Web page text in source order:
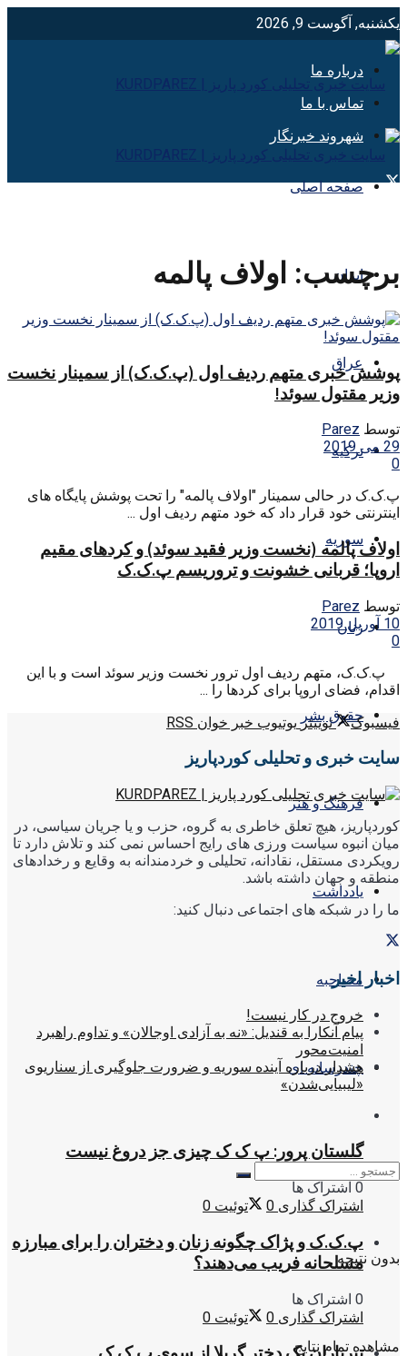
یکشنبه, آگوست 9, 2026
درباره ما
تماس با ما
شهروند خبرنگار
صفحه اصلی
ایران
عراق
ترکیه
سوریه
زنان
حقوق بشر
فرهنگ و هنر
یادداشت
مصاحبه
چندرسانه ای
بدون نتیجه
مشاهده تمام نتایج
برچسب: اولاف پالمه
پوشش خبری متهم ردیف اول (پ.ک.ک) از سمینار نخست
وزیر مقتول سوئد!
توسط Parez
29 می 2019
0
پ.ک.ک در حالی سمینار "اولاف پالمه" را تحت پوشش پایگاه های
اینترنتی خود قرار داد که خود متهم ردیف اول ...
اولاف پالمه (نخست وزیر فقید سوئد) و کردهای مقیم
اروپا؛ قربانی خشونت و تروریسم پ.ک.ک
توسط Parez
10 آوریل 2019
0
پ.ک.ک، متهم ردیف اول ترور نخست وزیر سوئد است و با این
اقدام، فضای اروپا برای کردها را ...
فیسبوک
توییتر یوتیوب خبر خوان RSS
سایت خبری و تحلیلی کوردپاریز
کوردپاریز، هیچ تعلق خاطری به گروه، حزب و یا جریان سیاسی، در
میان انبوه سیاست ورزی های رایج احساس نمی کند و تلاش دارد تا
رویکردی مستقل، نقادانه، تحلیلی و خردمندانه به وقایع و رخدادهای
منطقه و جهان داشته باشد.
ما را در شبکه های اجتماعی دنبال کنید:
اخبار اخیر
خروج در کار نیست!
پیام آنکارا به قندیل: «نه به آزادی اوجالان» و تداوم راهبرد
امنیت‌محور
هشدار درباره آینده سوریه و ضرورت جلوگیری از سناریوی
«لیبیایی‌شدن»
گلستان پرور: پ ک ک چیزی جز دروغ نیست
0 اشتراک ها
اشتراک گذاری 0 توئیت 0
پ.ک.ک و پژاک چگونه زنان و دختران را برای مبارزه
مسلحانه فریب می‌دهند؟
0 اشتراک ها
اشتراک گذاری 0 توئیت 0